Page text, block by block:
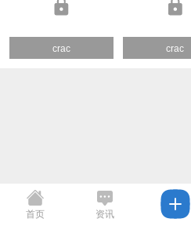
crac crac
首页 资讯